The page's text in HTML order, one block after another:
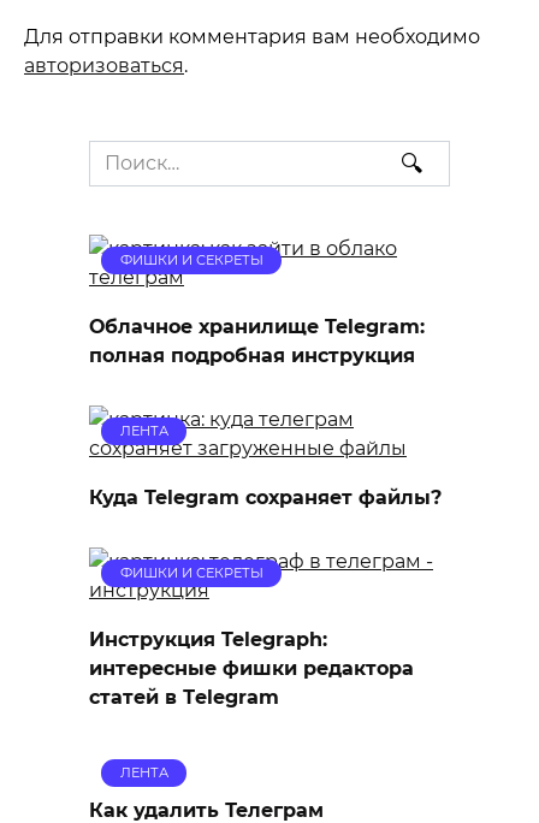
Для отправки комментария вам необходимо
авторизоваться.
Search
for:
ФИШКИ И СЕКРЕТЫ
Облачное хранилище Telegram:
полная подробная инструкция
ЛЕНТА
Куда Telegram сохраняет файлы?
ФИШКИ И СЕКРЕТЫ
Инструкция Telegraph:
интересные фишки редактора
статей в Тelegram
ЛЕНТА
Как удалить Телеграм